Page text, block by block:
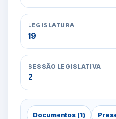
LEGISLATURA
19
SESSÃO LEGISLATIVA
2
Documentos (1)